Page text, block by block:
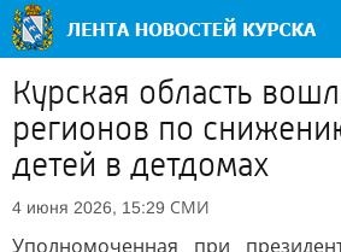
Курская область
регионов по
детей в детдомах
4 июня 2026, 15:29 СМИ
Уполномоченная при